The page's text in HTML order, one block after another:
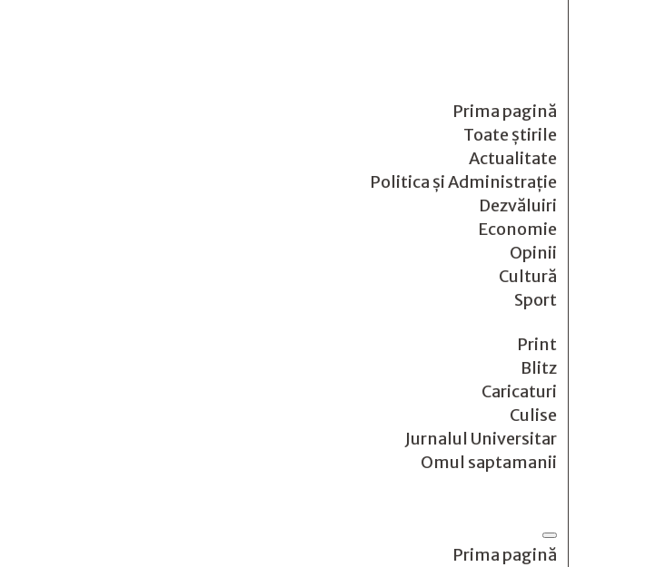
Prima pagină
Toate știrile
Actualitate
Politica și Administrație
Dezvăluiri
Economie
Opinii
Cultură
Sport
Print
Blitz
Caricaturi
Culise
Jurnalul Universitar
Omul saptamanii
Prima pagină